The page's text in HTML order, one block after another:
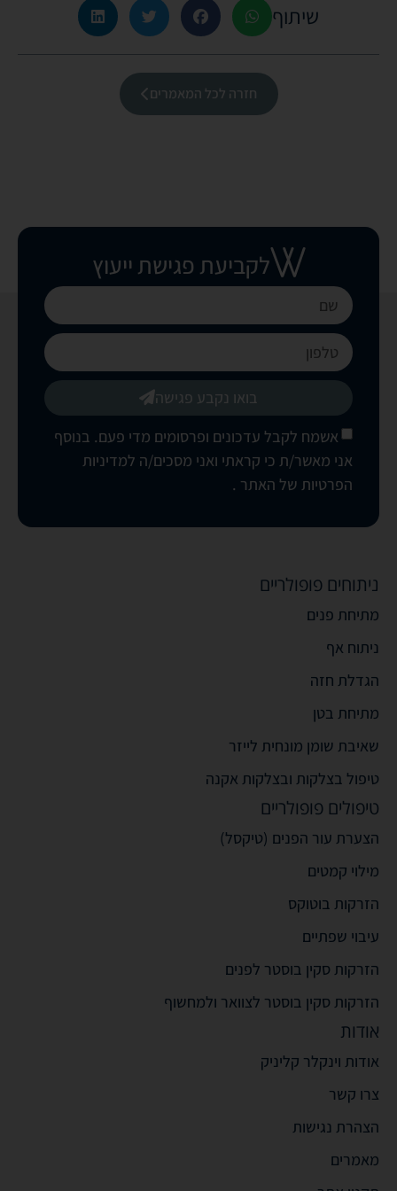
שיתוף
חזרה לכל המאמרים
לקביעת פגישת ייעוץ
אשמח לקבל עדכונים ופרסומים מדי פעם. בנוסף
אני מאשר/ת כי קראתי ואני מסכים/ה למדיניות
הפרטיות של האתר .
בואו נקבע פגישה
ניתוחים פופולריים
מתיחת פנים
ניתוח אף
הגדלת חזה
מתיחת בטן
שאיבת שומן מונחית לייזר
טיפול בצלקות ובצלקות אקנה
טיפולים פופולריים
הצערת עור הפנים (טיקסל)
מילוי קמטים
הזרקות בוטוקס
עיבוי שפתיים
הזרקות סקין בוסטר לפנים
הזרקות סקין בוסטר לצוואר ולמחשוף
אודות
אודות וינקלר קליניק
צרו קשר
הצהרת נגישות
מאמרים